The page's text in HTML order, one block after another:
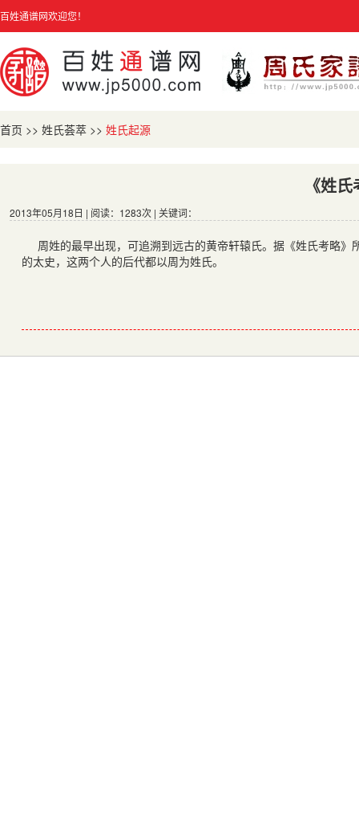
百姓通谱网欢迎您！
首页 >> 姓氏荟萃 >> 姓氏起源
《姓
2013年05月18日 | 阅读：1283次 | 关键词：
周姓的最早出现，可追溯到远古的黄帝轩辕氏。据《姓氏考略
的太史，这两个人的后代都以周为姓氏。